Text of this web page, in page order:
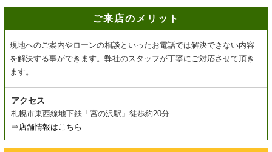
ご来店のメリット
現地へのご案内やローンの相談といったお電話では解決できない内容
を解決する事ができます。弊社のスタッフが丁寧にご対応させて頂き
ます。
アクセス
札幌市東西線地下鉄「宮の沢駅」徒歩約20分
⇒ 店舗情報はこちら